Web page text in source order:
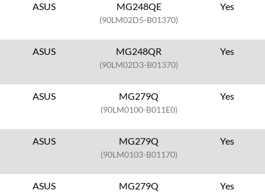
ASUS MG248QE
(90LM02D5-B01370)
Yes
ASUS MG248QR
(90LM02D3-B01370)
Yes
ASUS MG279Q
(90LM0100-B011E0)
Yes
ASUS MG279Q
(90LM0103-B01170)
Yes
ASUS MG279Q Yes